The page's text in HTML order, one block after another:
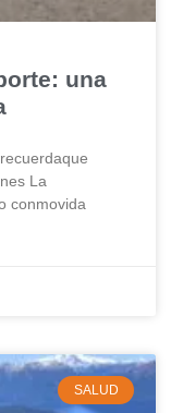
una
La
conmovida
SALUD